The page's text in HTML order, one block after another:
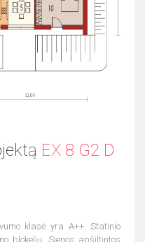
EX 8 G2 D
klasė yra A++. Statinio
blokelių. Sienos apšiltintos